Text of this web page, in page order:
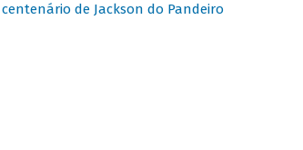
centenário de Jackson do Pandeiro